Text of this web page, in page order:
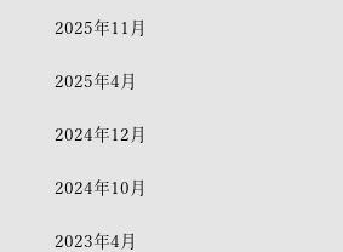
2025年11月
2025年4月
2024年12月
2024年10月
2023年4月